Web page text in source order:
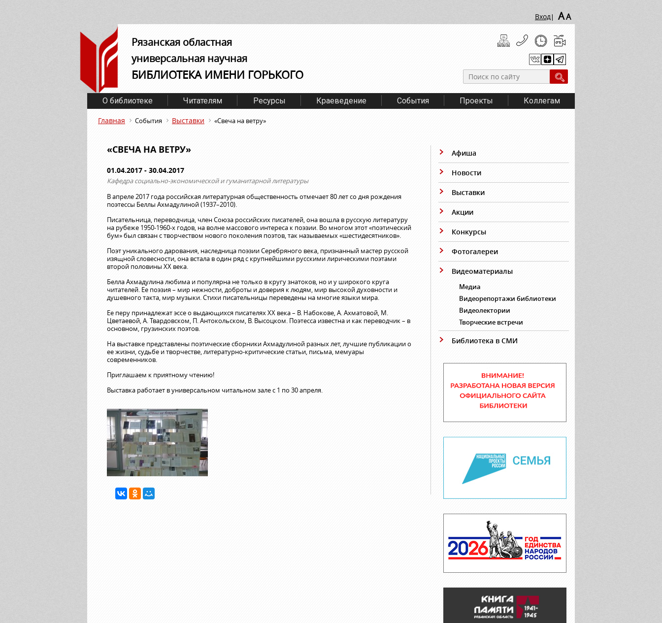
Вход| AA
Рязанская областная
универсальная научная
БИБЛИОТЕКА ИМЕНИ ГОРЬКОГО
О библиотеке Читателям Ресурсы Краеведение События Проекты Коллегам
Главная События Выставки «Свеча на ветру»
«СВЕЧА НА ВЕТРУ»
01.04.2017 - 30.04.2017
Кафедра социально-экономической и гуманитарной литературы
В апреле 2017 года российская литературная общественность отмечает 80 лет со дня рождения
поэтессы Беллы Ахмадулиной (1937–2010).
Писательница, переводчица, член Союза российских писателей, она вошла в русскую литературу
на рубеже 1950-1960-х годов, на волне массового интереса к поэзии. Во многом этот «поэтический
бум» был связан с творчеством нового поколения поэтов, так называемых «шестидесятников».
Поэт уникального дарования, наследница поэзии Серебряного века, признанный мастер русской
изящной словесности, она встала в один ряд с крупнейшими русскими лирическими поэтами
второй половины XX века.
Белла Ахмадулина любима и популярна не только в кругу знатоков, но и у широкого круга
читателей. Ее поэзия – мир нежности, доброты и доверия к людям, мир высокой духовности и
душевного такта, мир музыки. Стихи писательницы переведены на многие языки мира.
Ее перу принадлежат эссе о выдающихся писателях ХХ века – В. Набокове, А. Ахматовой, М.
Цветаевой, А. Твардовском, П. Антокольском, В. Высоцком. Поэтесса известна и как переводчик – в
основном, грузинских поэтов.
На выставке представлены поэтические сборники Ахмадулиной разных лет, лучшие публикации о
ее жизни, судьбе и творчестве, литературно-критические статьи, письма, мемуары
современников.
Приглашаем к приятному чтению!
Выставка работает в универсальном читальном зале с 1 по 30 апреля.
Афиша
Новости
Выставки
Акции
Конкурсы
Фотогалереи
Видеоматериалы
Медиа
Видеорепортажи библиотеки
Видеолектории
Творческие встречи
Библиотека в СМИ